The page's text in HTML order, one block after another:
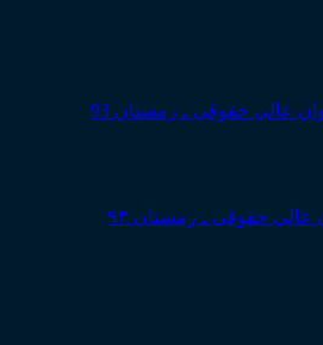
حقوقی ـ زمستان ۹۳